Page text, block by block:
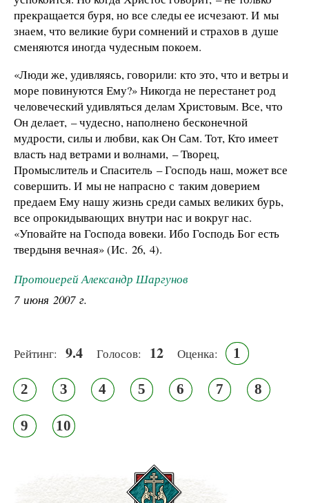
прекращается буря, но все следы ее исчезают. И мы
знаем, что великие бури сомнений и страхов в душе
сменяются иногда чудесным покоем.
«Люди же, удивляясь, говорили: кто это, что и ветры и
море повинуются Ему?» Никогда не перестанет род
человеческий удивляться делам Христовым. Все, что
Он делает, – чудесно, наполнено бесконечной
мудрости, силы и любви, как Он Сам. Тот, Кто имеет
власть над ветрами и волнами, – Творец,
Промыслитель и Спаситель – Господь наш, может все
совершить. И мы не напрасно с таким доверием
предаем Ему нашу жизнь среди самых великих бурь,
все опрокидывающих внутри нас и вокруг нас.
«Уповайте на Господа вовеки. Ибо Господь Бог есть
твердыня вечная» (Ис. 26, 4).
Протоиерей Александр Шаргунов
7 июня 2007 г.
Рейтинг: 9.4 Голосов: 12 Оценка: 1
2 3 4 5 6 7 8
9 10